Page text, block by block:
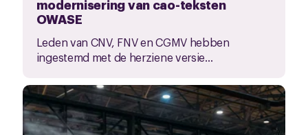
modernisering van cao-teksten
OWASE
Leden van CNV, FNV en CGMV hebben
ingestemd met de herziene versie...